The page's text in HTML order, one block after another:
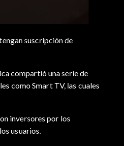
suscripción de
compartió una serie de
como Smart TV, las cuales
inversores por los
usuarios.